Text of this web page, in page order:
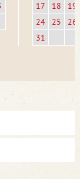
17
18
19
24
25
26
31